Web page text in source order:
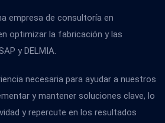
empresa de consultoría en
optimizar la fabricación y las
y DELMIA.
necesaria para ayudar a nuestros
y mantener soluciones clave, lo
y repercute en los resultados